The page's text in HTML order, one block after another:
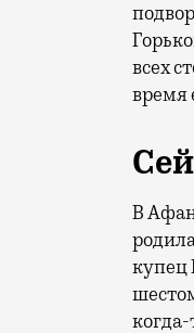
всех
время
В
купец